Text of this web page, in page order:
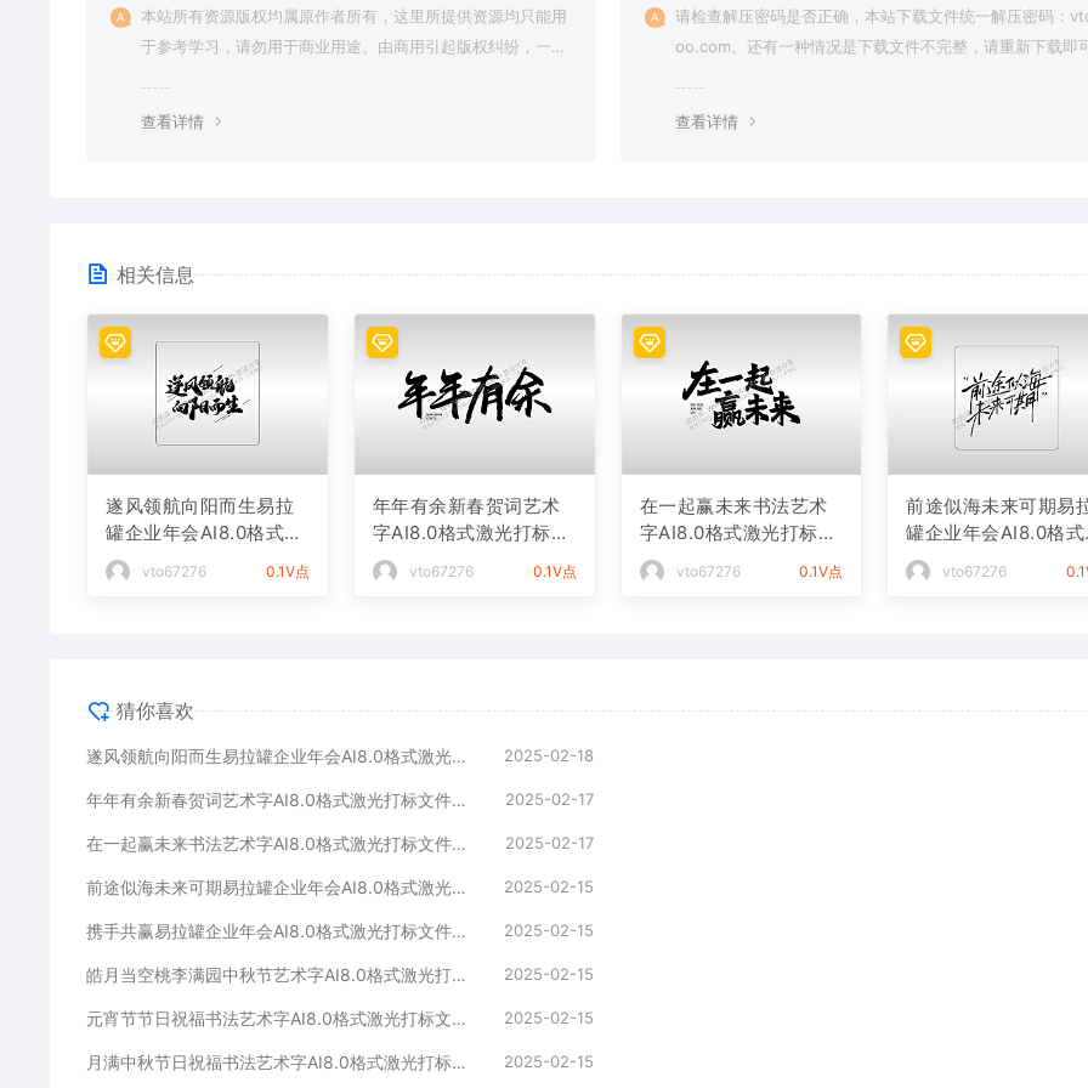
本站所有资源版权均属原作者所有，这里所提供资源均只能用
于参考学习，请勿用于商业用途。由商用引起版权纠纷，一切
查看详情
请检查解压密码是否正确，本站下载文件统一解压密码：
oo.com。还有一种情况是下载文件不完整，请重新下载即可
查看详情
相关信息
遂风领航向阳而生易拉
罐企业年会AI8.0格式激
光打标文件通用矢量图
vto67276 0.1V点
年年有余新春贺词艺术
字AI8.0格式激光打标文
件通用矢量图
vto67276 0.1V点
在一起赢未来书法艺术
字AI8.0格式激光打标文
件通用矢量图
vto67276 0.1V点
前途似海未来可期易
罐企业年会AI8.0格式
光打标文件通用矢量图
vto67276
猜你喜欢
遂风领航向阳而生易拉罐企业年会AI8.0格式激光打标文件通用矢量图 2025-02-18
年年有余新春贺词艺术字AI8.0格式激光打标文件通用矢量图 2025-02-17
在一起赢未来书法艺术字AI8.0格式激光打标文件通用矢量图 2025-02-17
前途似海未来可期易拉罐企业年会AI8.0格式激光打标文件通用矢量图 2025-02-15
携手共赢易拉罐企业年会AI8.0格式激光打标文件通用矢量图 2025-02-15
皓月当空桃李满园中秋节艺术字AI8.0格式激光打标文件通用矢量图 2025-02-15
元宵节节日祝福书法艺术字AI8.0格式激光打标文件通用矢量图 2025-02-15
月满中秋节日祝福书法艺术字AI8.0格式激光打标文件通用矢量图 2025-02-15